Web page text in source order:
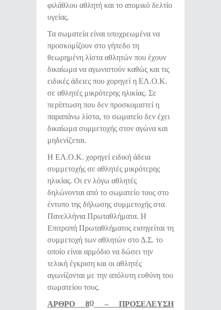
φιλάθλου αθλητή και το ατομικό δελτίο
υγείας.
Τα σωματεία είναι υποχρεωμένα να
προσκομίζουν στο γήπεδο τη
θεωρημένη λίστα αθλητών που έχουν
δικαίωμα να αγωνιστούν καθώς και τις
ειδικές άδειες που χορηγεί η ΕΛ.Ο.Κ.
σε αθλητές μικρότερης ηλικίας. Σε
περίπτωση που δεν προσκομιστεί η
παραπάνω λίστα, το σωματείο δεν έχει
δικαίωμα συμμετοχής στον αγώνα και
μηδενίζεται.
Η ΕΛ.Ο.Κ. χορηγεί ειδική άδεια
συμμετοχής σε αθλητές μικρότερης
ηλικίας. Οι εν λόγω αθλητές
δηλώνονται από το σωματείο τους στο
έντυπο της δήλωσης συμμετοχής στα
Πανελλήνια Πρωταθλήματα. Η
Επιτροπή Πρωταθλήματος εισηγείται τη
συμμετοχή των αθλητών στο Δ.Σ. το
οποίο είναι αρμόδιο να δώσει την
τελική έγκριση και οι αθλητές
αγωνίζονται με την απόλυτη ευθύνη του
σωματείου τους.
ΑΡΘΡΟ 8Ο– ΠΡΟΣΕΛΕΥΣΗ